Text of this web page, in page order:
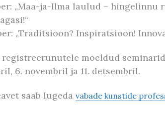
„Maa-ja-Ilma laulud – hingelinnu
„Traditsioon? Inspiratsioon!
mõeldud
6. novembril ja 11. detsembril.
saab lugeda vabade kunstide